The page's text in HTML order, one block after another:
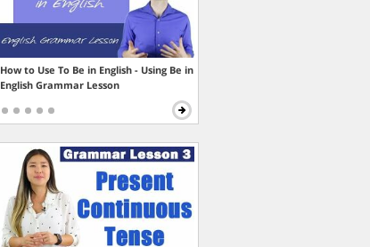
How to Use To Be in English - Using Be in
English Grammar Lesson